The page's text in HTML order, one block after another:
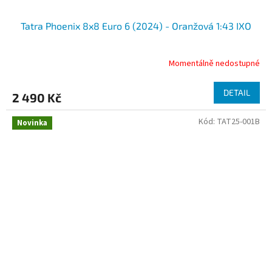
Tatra Phoenix 8x8 Euro 6 (2024) - Oranžová 1:43 IXO
Momentálně nedostupné
2 490 Kč DETAIL
Novinka Kód: TAT25-001B